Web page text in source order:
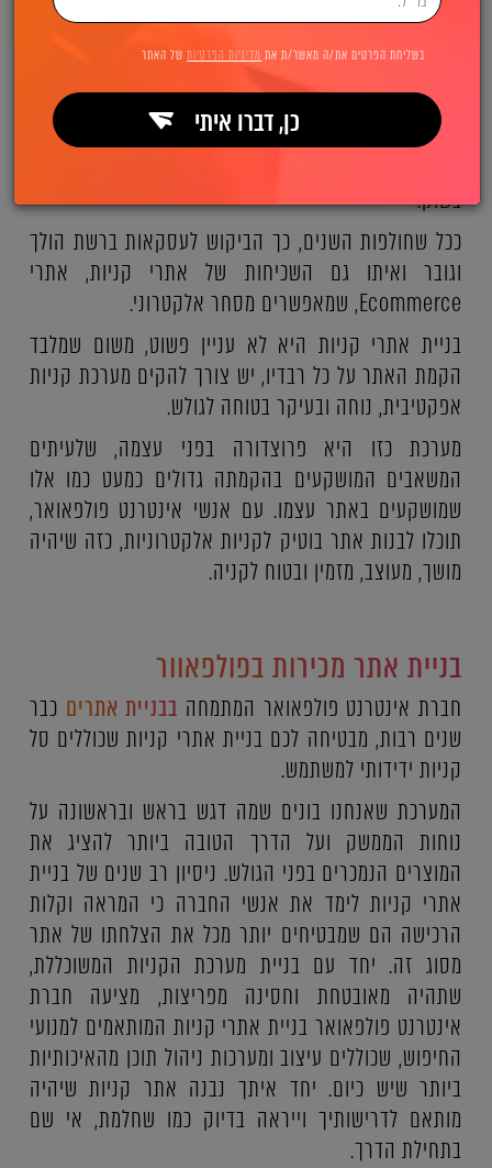
עיצוב ופיתוח חנות וירטואלית מתקדמת
וייחודית עם מערכת סחר אלקטרוני
לאנשי אינטרנט פולפאואר יכולת בניית אתרי קניות
בשוק.
ככל שחולפות השנים, כך הביקוש לעסקאות ברשת הולך
וגובר ואיתו גם השכיחות של אתרי קניות, אתרי
Ecommerce, שמאפשרים מסחר אלקטרוני.
בניית אתרי קניות היא לא עניין פשוט, משום שמלבד
הקמת האתר על כל רבדיו, יש צורך להקים מערכת קניות
אפקטיבית, נוחה ובעיקר בטוחה לגולש.
מערכת כזו היא פרוצדורה בפני עצמה, שלעיתים
המשאבים המושקעים בהקמתה גדולים כמעט כמו אלו
שמושקעים באתר עצמו. עם אנשי אינטרנט פולפאואר,
תוכלו לבנות אתר בוטיק לקניות אלקטרוניות, כזה שיהיה
מושך, מעוצב, מזמין ובטוח לקניה.
בניית אתר מכירות בפולפאוור
חברת אינטרנט פולפאואר המתמחה בבניית אתרים כבר
שנים רבות, מבטיחה לכם בניית אתרי קניות שכוללים סל
קניות ידידותי למשתמש.
המערכת שאנחנו בונים שמה דגש בראש ובראשונה על
נוחות הממשק ועל הדרך הטובה ביותר להציג את
המוצרים הנמכרים בפני הגולש. ניסיון רב שנים של בניית
אתרי קניות לימד את אנשי החברה כי המראה וקלות
הרכישה הם שמבטיחים יותר מכל את הצלחתו של אתר
מסוג זה. יחד עם בניית מערכת הקניות המשוכללת,
שתהיה מאובטחת וחסינה מפריצות, מציעה חברת
אינטרנט פולפאואר בניית אתרי קניות המותאמים למנועי
החיפוש, שכוללים עיצוב ומערכות ניהול תוכן מהאיכותיות
ביותר שיש כיום. יחד איתך נבנה אתר קניות שיהיה
מותאם לדרישותיך וייראה בדיוק כמו שחלמת, אי שם
בתחילת הדרך.
בשליחת הפרטים את/ה מאשר/ת את מדיניות הפרטיותשל האתר
כן, דברו איתי